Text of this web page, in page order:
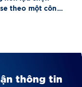
theo một công
thông tin